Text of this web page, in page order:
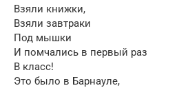
Взяли книжки,
Взяли завтраки
Под мышки
И помчались в первый раз
В класс!
Это было в Барнауле,